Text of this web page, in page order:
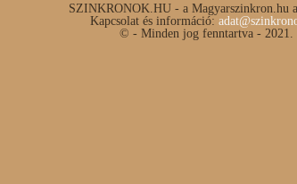
SZINKRONOK.HU - a Magyarszinkron.hu
Kapcsolat és információ:
© - Minden jog fenntartva - 2021.